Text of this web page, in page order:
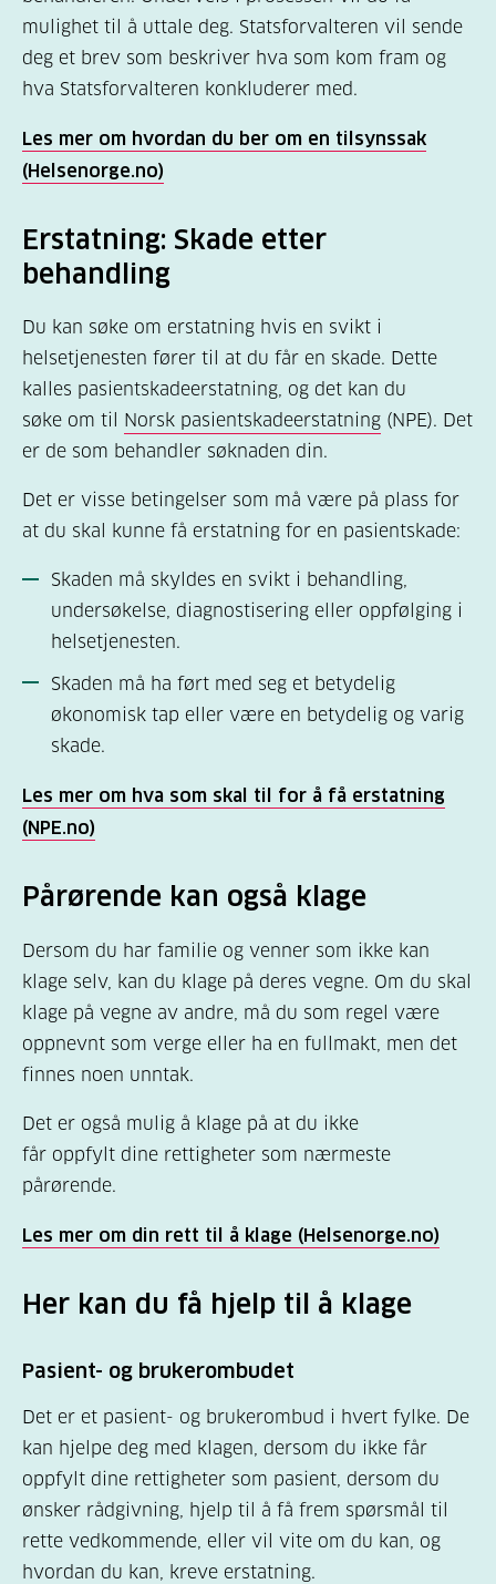
hendelsen. Selv om du ennå ikke er sikker på
at du skal klage, er denne informasjonen
viktig dersom du til slutt bestemmer deg for å
4. Riktig adresse:Det er viktig å finne
adressen til den du skal klage på. Klagen skal
du klager på. Det kan være en idé å be om
adressen til behandlingsstedets leder direkte,
blir informert om hva som
skjedde.
Hvem har øverste ansvar?:
behandlingssted, er rådmannen øverste
leder
Klager du på et behandlingstilbud ved et
sykehus, er sykehusdirektøren øverste
leder.
Klager du på et privat behandlingssted,
sendes klagen til øverste leder ved
behandlingsstedet.
5. Skriftlig klage
Klagen skal sendes med
brev. Send klagen som brev til
behandlingsstedets postadresse
lederens direkteadresse.
Kilde:https://www.helsenorge.no/klage-og-
erstatning/slik-sender-du-en-rettighetsklage/
mulighet til å uttale deg. Statsforvalteren vil sende
deg et brev som beskriver hva som kom fram og
hva Statsforvalteren konkluderer med.
Les mer om hvordan du ber om en tilsynssak
(Helsenorge.no)
Erstatning: Skade etter
behandling
Du kan søke om erstatning hvis en svikt i
helsetjenesten fører til at du får en skade. Dette
kalles pasientskadeerstatning, og det kan du
søke om til
Norsk pasientskadeerstatning (NPE). Det
er de som behandler søknaden din.
Det er visse betingelser som må være på plass for
at du skal kunne få erstatning for en pasientskade:
Skaden må skyldes en svikt i behandling,
undersøkelse, diagnostisering eller oppfølging i
helsetjenesten.
Skaden må ha ført med seg et betydelig
økonomisk tap eller være en betydelig og varig
skade.
Les mer om hva som skal til for å få erstatning
(NPE.no)
Pårørende kan også klage
Dersom du har familie og venner som ikke kan
klage selv, kan du klage på deres vegne. Om du skal
klage på vegne av andre, må du som regel være
oppnevnt som verge eller ha en fullmakt, men det
finnes noen unntak.
Det er også mulig å klage på at du ikke
får oppfylt dine rettigheter som nærmeste
pårørende.
Les mer om din rett til å klage (Helsenorge.no)
Her kan du få hjelp til å klage
Pasient- og brukerombudet
Det er et pasient- og brukerombud i hvert fylke. De
kan hjelpe deg med klagen, dersom du ikke får
oppfylt dine rettigheter som pasient, dersom du
ønsker rådgivning, hjelp til å få frem spørsmål til
rette vedkommende, eller vil vite om du kan, og
hvordan du kan, kreve erstatning.